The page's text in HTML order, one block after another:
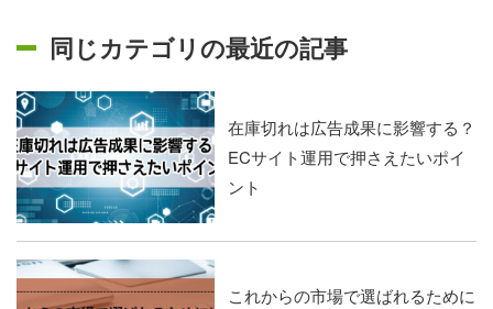
同じカテゴリの最近の記事
在庫切れは広告成果に影響する？
ECサイト運用で押さえたいポイ
ント
これからの市場で選ばれるために